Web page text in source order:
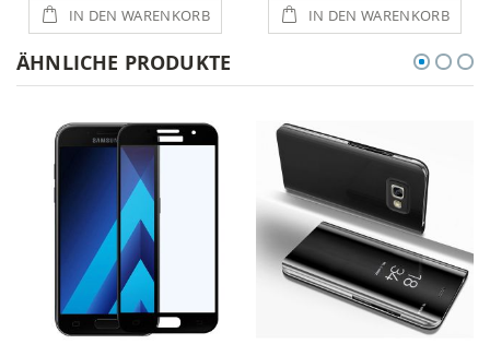
IN DEN WARENKORB IN DEN WARENKORB
ÄHNLICHE PRODUKTE